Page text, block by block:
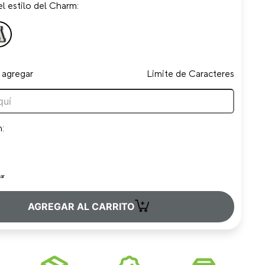
estilo del Charm:
Limite de Caracteres
AGREGAR AL CARRITO +